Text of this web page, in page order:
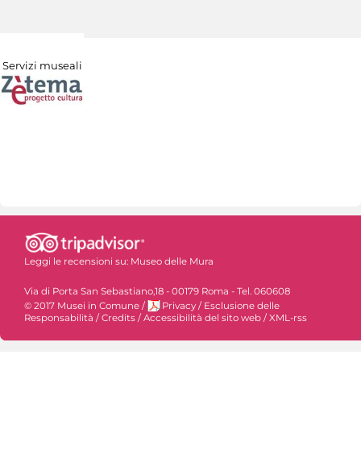
Servizi museali
Leggi le recensioni su: Museo delle Mura
Via di Porta San Sebastiano,18 - 00179 Roma - Tel. 060608
© 2017 Musei in Comune / Privacy / Esclusione delle
Responsabilità /Credits /Accessibilità del sito web /XML-rss